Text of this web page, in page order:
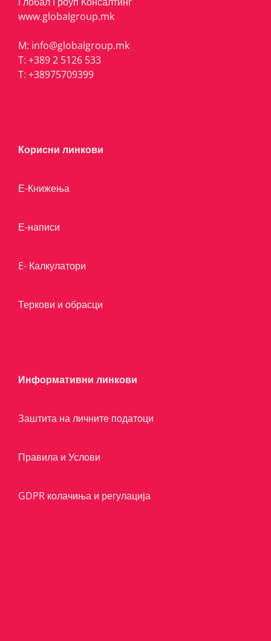
www.globalgroup.mk
M: info@globalgroup.mk
T: +389 2 5126 533
T: +38975709399
Корисни линкови
Е-Книжења
Е-написи
E- Калкулатори
Теркови и обрасци
Информативни линкови
Заштита на личните податоци
Правила и Услови
GDPR колачиња и регулација